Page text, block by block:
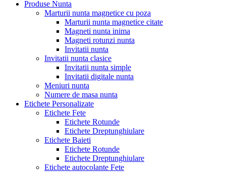
Produse Nunta
Marturii nunta magnetice cu poza
Marturii nunta magnetice citate
Magneti nunta inima
Magneti rotunzi nunta
Invitatii nunta
Invitatii nunta clasice
Invitatii nunta simple
Invitatii digitale nunta
Meniuri nunta
Numere de masa nunta
Etichete Personalizate
Etichete Fete
Etichete Rotunde
Etichete Dreptunghiulare
Etichete Baieti
Etichete Rotunde
Etichete Dreptunghiulare
Etichete autocolante Fete